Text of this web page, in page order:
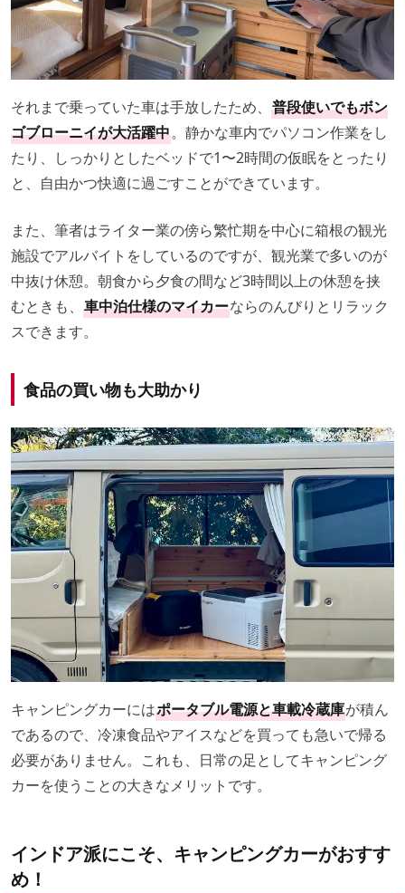
それまで乗っていた車は手放したため、 普段使いでもボン
ゴブローニイが大活躍中。静かな車内でパソコン作業をし
たり、しっかりとしたベッドで1〜2時間の仮眠をとったり
と、自由かつ快適に過ごすことができています。
また、筆者はライター業の傍ら繁忙期を中心に箱根の観光
施設でアルバイトをしているのですが、観光業で多いのが
中抜け休憩。朝食から夕食の間など3時間以上の休憩を挟
むときも、 車中泊仕様のマイカーならのんびりとリラック
スできます。
食品の買い物も大助かり
キャンピングカーにはポータブル電源と車載冷蔵庫が積ん
であるので、冷凍食品やアイスなどを買っても急いで帰る
必要がありません。これも、日常の足としてキャンピング
カーを使うことの大きなメリットです。
インドア派にこそ、キャンピングカーがおすす
め！